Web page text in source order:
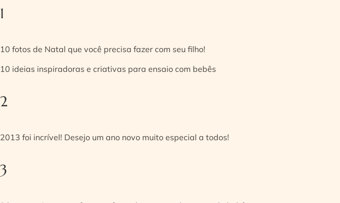
1
10 fotos de Natal que você precisa fazer com seu filho!
10 ideias inspiradoras e criativas para ensaio com bebês
2
2013 foi incrível! Desejo um ano novo muito especial a todos!
3